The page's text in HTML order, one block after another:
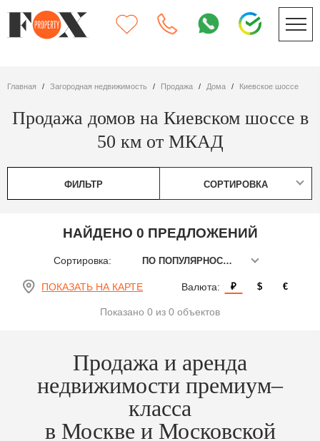
Главная Загородная недвижимость Продажа дома Киевское шоссе
Продажа домов на Киевском шоссе в
50 км от МКАД
ФИЛЬТР СОРТИРОВКА
НАЙДЕНО 0 ПРЕДЛОЖЕНИЙ
Сортировка: ПО ПОПУЛЯРНОСТИ
ПОКАЗАТЬ НА КАРТЕ Валюта: ₽ $ €
Показано 0 из 0 объектов
Продажа и аренда
недвижимости премиум–
класса
в Москве и Московской